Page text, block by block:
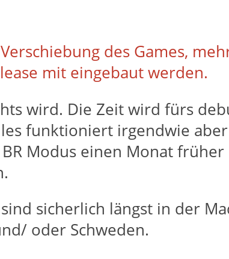
des Games,
mit eingebaut werden.
wird. Die Zeit wird fürs
funktioniert irgendwie
Modus einen Monat
sicherlich längst in der
oder Schweden.